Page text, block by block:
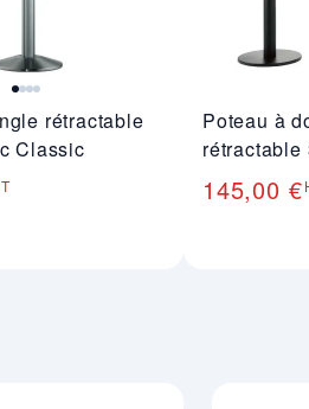
rétractable
Classic
Poteau à
rétractable
145,00 €